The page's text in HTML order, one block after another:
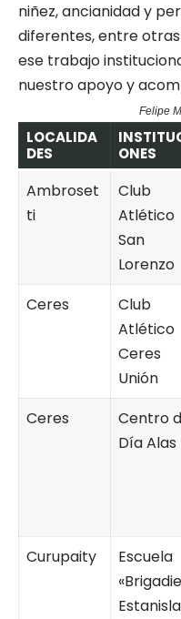
niñez, ancianidad y
diferentes, entre
ese trabajo
nuestro apoyo y
Felipe
LOCALIDA
DES
ONES
Ambroset
ti
Club
Atlético
San
Lorenzo
Ceres
Club
Atlético
Ceres
Unión
Ceres
Centro
Día Alas
Curupaity
Escuela